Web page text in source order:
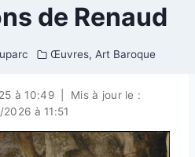
de Renaud
Œuvres,Art Baroque
à 10:49| Mis à jour le :
à 11:51